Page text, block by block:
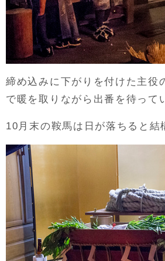
締め込みに下がりを付けた主役
で暖を取りながら出番を待って
10月末の鞍馬は日が落ちると結